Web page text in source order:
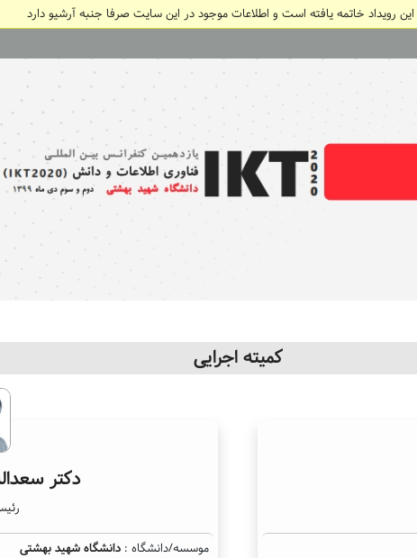
این رویداد خاتمه یافته است و اطلاعات موجود در این سایت صرفا جنبه آرشیو دارد
کمیته اجرایی
دکتر
موسسه/دانشگاه : دانشگاه شهید بهشتی